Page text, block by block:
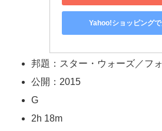
Yahoo!ショッピング
邦題：スター・ウォーズ／フ
公開：2015
G
2h 18m